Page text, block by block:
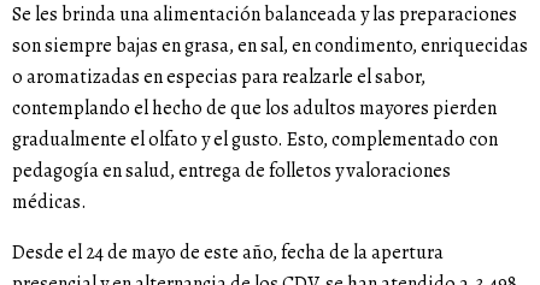
Se les brinda una alimentación balanceada y las preparaciones
son siempre bajas en grasa, en sal, en condimento, enriquecidas
o aromatizadas en especias para realzarle el sabor,
contemplando el hecho de que los adultos mayores pierden
gradualmente el olfato y el gusto. Esto, complementado con
pedagogía en salud, entrega de folletos y valoraciones
médicas.
Desde el 24 de mayo de este año, fecha de la apertura